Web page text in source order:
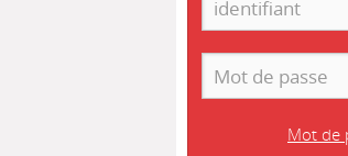
Mot de